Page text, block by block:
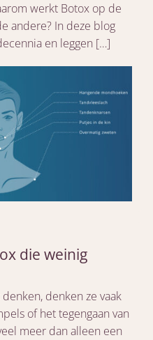
werkt Botox op de
andere? In deze blog
en leggen […]
die weinig
denken ze vaak
of het tegengaan van
meer dan alleen een